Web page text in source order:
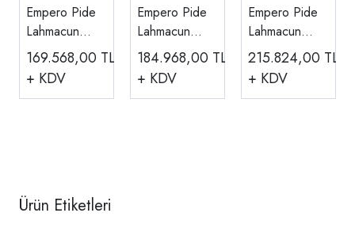
Empero Pide
Lahmacun
Fırını Gazlı
Taş Tabanlı İç
Ebat 100x100
169.568,00 TL
+ KDV
Empero Pide
Lahmacun
Fırını Gazlı
Taş Tabanlı İç
Ebat 100x120
184.968,00 TL
+ KDV
Empero Pide
Lahmacun
Fırını Gazlı
Taş Tabanlı İç
Ebat 120x140
215.824,00 TL
+ KDV
Ürün Etiketleri